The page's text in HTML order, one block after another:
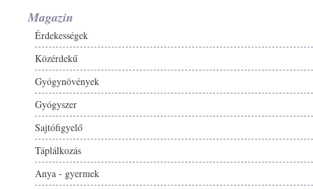
Magazin
Érdekességek
Közérdekű
Gyógynövények
Gyógyszer
Sajtófigyelő
Táplálkozás
Anya - gyermek